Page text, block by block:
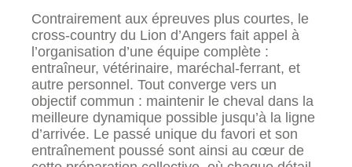
Contrairement aux épreuves plus courtes, le
cross-country du Lion d’Angers fait appel à
l’organisation d’une équipe complète :
entraîneur, vétérinaire, maréchal-ferrant, et
autre personnel. Tout converge vers un
objectif commun : maintenir le cheval dans la
meilleure dynamique possible jusqu’à la ligne
d’arrivée. Le passé unique du favori et son
entraînement poussé sont ainsi au cœur de